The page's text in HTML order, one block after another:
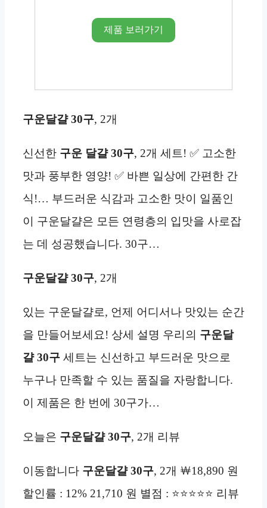
제품 보러가기
구운달걀 30구, 2개
신선한 구운 달걀 30구, 2개 세트! ✅ 고소한
맛과 풍부한 영양! ✅ 바쁜 일상에 간편한 간
식!… 부드러운 식감과 고소한 맛이 일품인
이 구운달걀은 모든 연령층의 입맛을 사로잡
는 데 성공했습니다. 30구…
구운달걀 30구, 2개
있는 구운달걀로, 언제 어디서나 맛있는 순간
을 만들어보세요! 상세 설명 우리의 구운달
걀 30구 세트는 신선하고 부드러운 맛으로
누구나 만족할 수 있는 품질을 자랑합니다.
이 제품은 한 번에 30구가…
오늘은 구운달걀 30구, 2개 리뷰
이동합니다 구운달걀 30구, 2개 ￦18,890 원
할인률 : 12% 21,710 원 별점 : ⭐⭐⭐⭐⭐ 리뷰